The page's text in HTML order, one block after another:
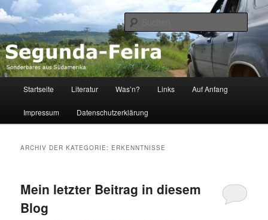
Segunda-Feira
Sonderbares aus Südamerika
Zum
Inhalt
Zum
sekundären
Startseite Literatur Was’n? Links Auf Anfang
Impressum Datenschutzerklärung
ARCHIV DER KATEGORIE: ERKENNTNISSE
Mein letzter Beitrag in diesem
Blog